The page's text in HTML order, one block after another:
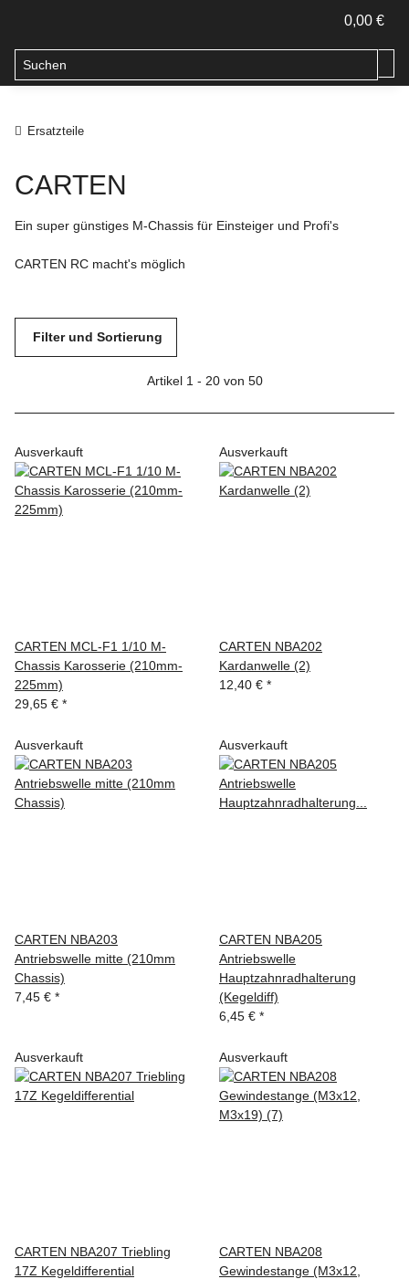
0,00 €
Ersatzteile
CARTEN
Ein super günstiges M-Chassis für Einsteiger und Profi's
CARTEN RC macht's möglich
Filter und Sortierung
Artikel 1 - 20 von 50
Ausverkauft
CARTEN MCL-F1 1/10 M-
Chassis Karosserie (210mm-
225mm)
29,65 € *
Ausverkauft
CARTEN NBA202
Kardanwelle (2)
12,40 € *
Ausverkauft
CARTEN NBA203
Antriebswelle mitte (210mm
Chassis)
7,45 € *
Ausverkauft
CARTEN NBA205
Antriebswelle
Hauptzahnradhalterung
(Kegeldiff)
6,45 € *
Ausverkauft
CARTEN NBA207 Triebling
17Z Kegeldifferential
Ausverkauft
CARTEN NBA208
Gewindestange (M3x12,